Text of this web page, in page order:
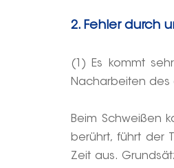
2. Fehler durch
(1) Es kommt
Nacharbeiten des
Beim Schweißen
berührt, führt der
Zeit aus.